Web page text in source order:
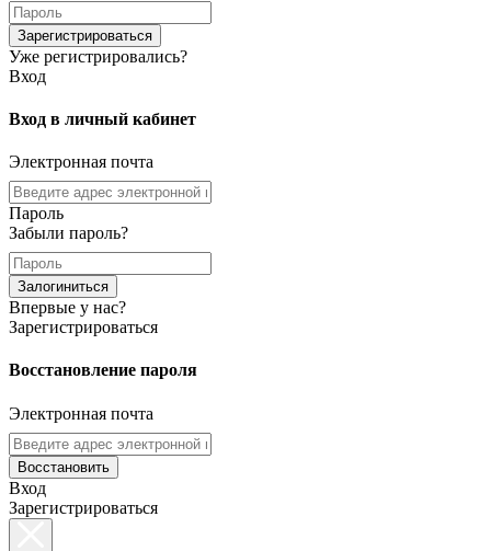
Зарегистрироваться
Уже регистрировались?
Вход
Вход в личный кабинет
Электронная почта
Пароль
Забыли пароль?
Залогиниться
Впервые у нас?
Зарегистрироваться
Восстановление пароля
Электронная почта
Восстановить
Вход
Зарегистрироваться